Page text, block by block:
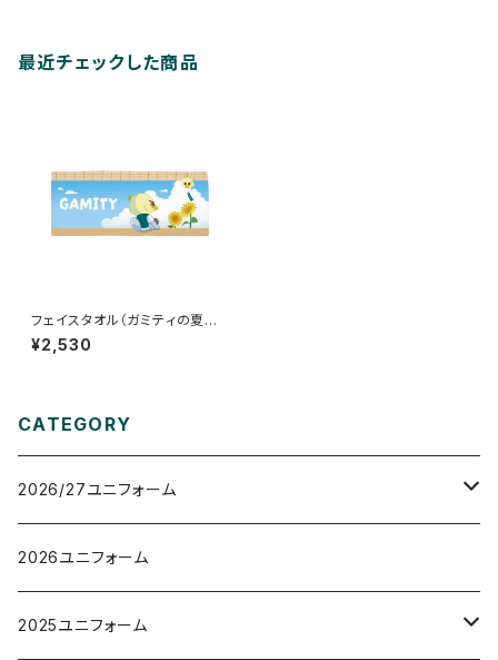
最近チェックした商品
フェイスタオル（ガミティの夏や
すみ）
¥2,530
CATEGORY
2026/27ユニフォーム
オーセンティックユニフォーム
レプリカユニフォーム
2026ユニフォーム
2025ユニフォーム